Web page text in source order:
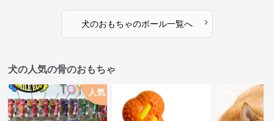
犬のおもちゃのボール一覧へ ›
犬の人気の骨のおもちゃ
人気